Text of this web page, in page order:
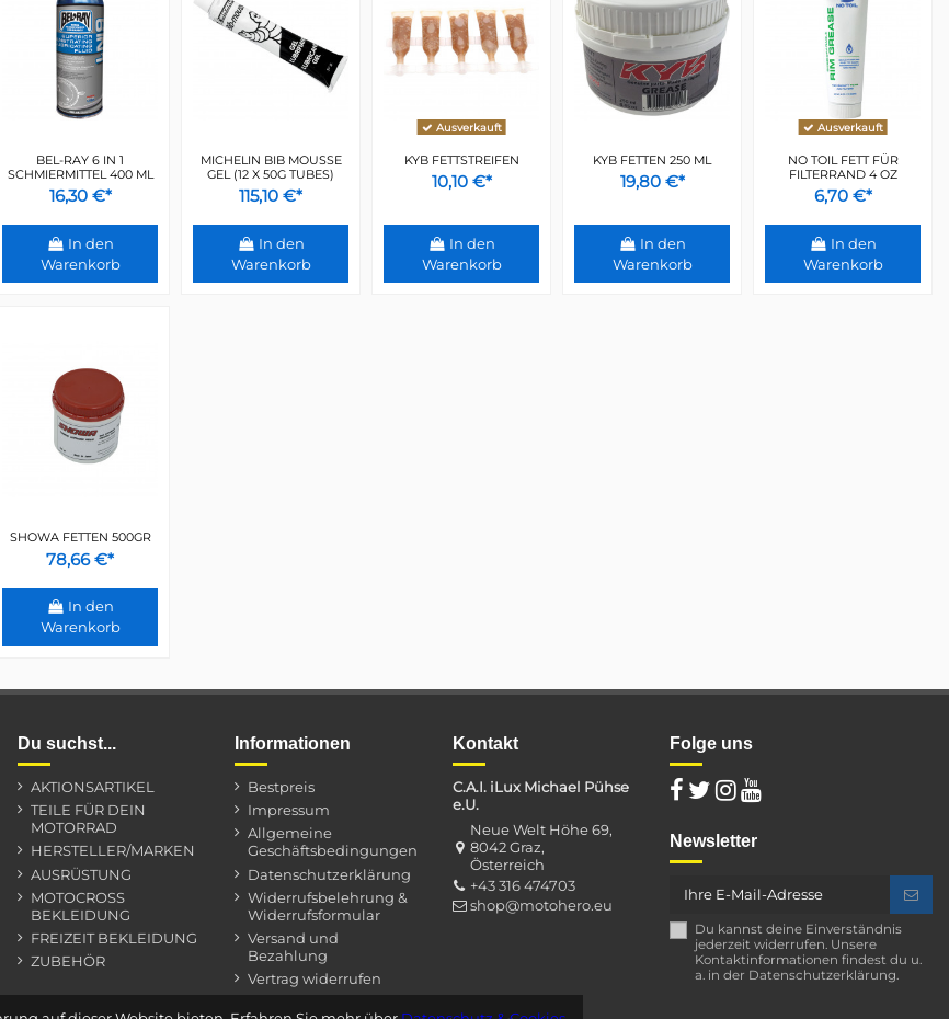
BEL-RAY 6 IN 1
SCHMIERMITTEL 400 ML
16,30 €*
In den
Warenkorb
MICHELIN BIB MOUSSE
GEL (12 X 50G TUBES)
115,10 €*
In den
Warenkorb
Ausverkauft
KYB FETTSTREIFEN
10,10 €*
In den
Warenkorb
KYB FETTEN 250 ML
19,80 €*
In den
Warenkorb
Ausverkauft
NO TOIL FETT FÜR
FILTERRAND 4 OZ
6,70 €*
In den
Warenkorb
SHOWA FETTEN 500GR
78,66 €*
In den
Warenkorb
Du suchst...
AKTIONSARTIKEL
TEILE FÜR DEIN
MOTORRAD
HERSTELLER/MARKEN
AUSRÜSTUNG
MOTOCROSS
BEKLEIDUNG
FREIZEIT BEKLEIDUNG
ZUBEHÖR
Informationen
Bestpreis
Impressum
Allgemeine
Geschäftsbedingungen
Datenschutzerklärung
Widerrufsbelehrung &
Widerrufsformular
Versand und
Bezahlung
Vertrag widerrufen
Kontakt
C.A.I. iLux Michael Pühse
e.U.
Neue Welt Höhe 69,
8042 Graz,
Österreich
+43 316 474703
shop@motohero.eu
Folge uns
Newsletter
Du kannst deine Einverständnis
jederzeit widerrufen. Unsere
Kontaktinformationen findest du u.
a. in der Datenschutzerklärung.